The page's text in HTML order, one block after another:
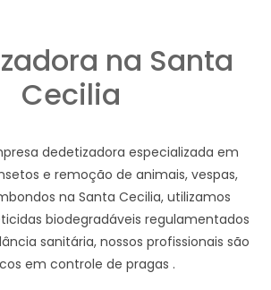
na Santa
Cecilia
dedetizadora especializada em
e remoção de animais, vespas,
na Santa Cecilia, utilizamos
biodegradáveis regulamentados
sanitária, nossos profissionais são
em controle de pragas .